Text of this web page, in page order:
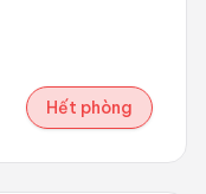
Hết phòng